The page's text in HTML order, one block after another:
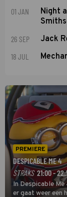
01 JAN
Night
26 SEP Jack
18 JUL
PREMIERE
DESPICABLE ME 4
STRAKS 21:00 -
In Despicable
er gaat weer een